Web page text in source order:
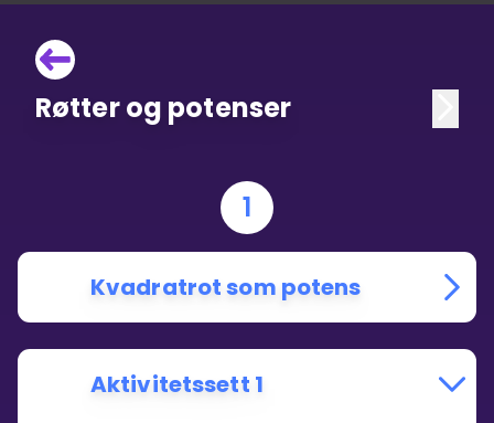
Røtter og potenser
1
Kvadratrot som potens
Aktivitetssett 1